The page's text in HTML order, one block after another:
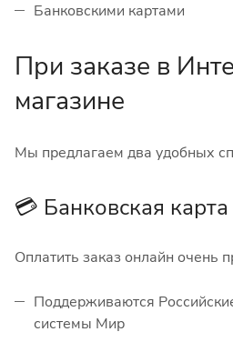
Банковскими картами
При заказе в
магазине
Мы предлагаем два удобных
💳 Банковская карта
Оплатить заказ онлайн очень
Поддерживаются
системы Мир